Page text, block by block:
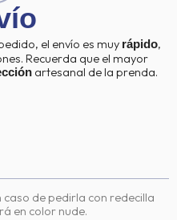
el envío es muy rápido,
Recuerda que el mayor
artesanal de la prenda.
de pedirla con redecilla
en color nude.